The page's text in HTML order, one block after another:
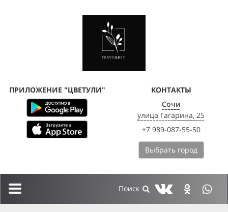
ПРИЛОЖЕНИЕ "ЦВЕТУЛИ"
КОНТАКТЫ
Сочи
улица Гагарина, 25
+7 989-087-55-50
Выбрать город
Toggle